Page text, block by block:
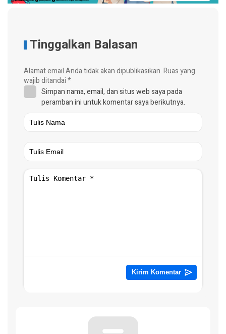
Tinggalkan Balasan
Alamat email Anda tidak akan dipublikasikan.Ruas yang
wajib ditandai*
Simpan nama, email, dan situs web saya pada
peramban ini untuk komentar saya berikutnya.